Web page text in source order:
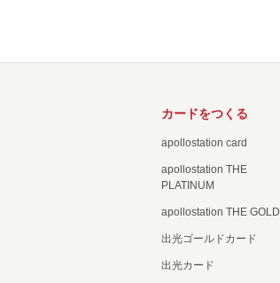
カードをつくる
apollostation card
apollostation THE
PLATINUM
apollostation THE GOLD
出光ゴールドカード
出光カード